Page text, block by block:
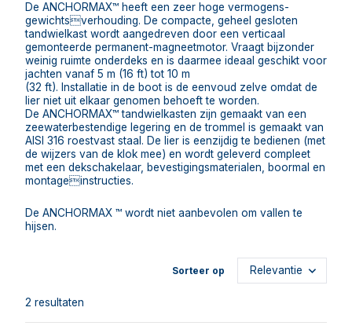
De ANCHORMAX™ heeft een zeer hoge vermogens-
gewichtsverhouding. De compacte, geheel gesloten
tandwielkast wordt aangedreven door een verticaal
gemonteerde permanent-magneetmotor. Vraagt bijzonder
weinig ruimte onderdeks en is daarmee ideaal geschikt voor
jachten vanaf 5 m (16 ft) tot 10 m
(32 ft). Installatie in de boot is de eenvoud zelve omdat de
lier niet uit elkaar genomen behoeft te worden.
De ANCHORMAX™ tandwielkasten zijn gemaakt van een
zeewaterbestendige legering en de trommel is gemaakt van
AISI 316 roestvast staal. De lier is eenzijdig te bedienen (met
de wijzers van de klok mee) en wordt geleverd compleet
met een dekschakelaar, bevestigingsmaterialen, boormal en
montageinstructies.
De ANCHORMAX ™ wordt niet aanbevolen om vallen te
hijsen.
2 resultaten
Sorteer op